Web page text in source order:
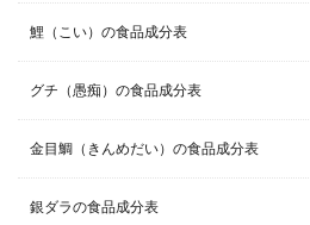
鯉（こい）の食品成分表
グチ（愚痴）の食品成分表
金目鯛（きんめだい）の食品成分表
銀ダラの食品成分表